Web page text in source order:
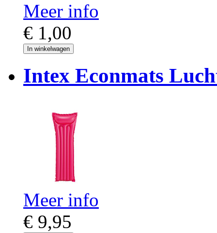
Meer info
€ 1,00
In winkelwagen
Intex Econmats
Meer info
€ 9,95